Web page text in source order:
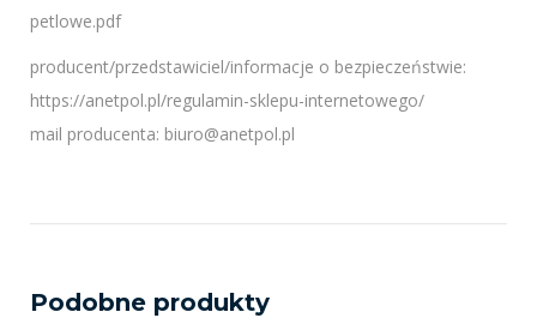
petlowe.pdf
producent/przedstawiciel/informacje o bezpieczeństwie:
https://anetpol.pl/regulamin-sklepu-internetowego/
mail producenta: biuro@anetpol.pl
Podobne produkty